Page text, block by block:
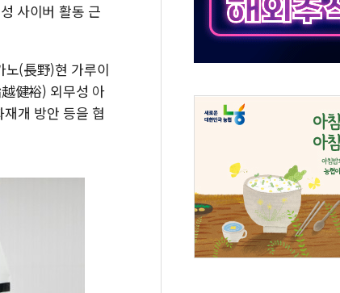
특보 11일째…온열질환·가축 피해 최소화 '총력 대응'
] 비트코인, ETF 자금 유입에도 박스권…美 암호화폐 법안 처리 여
사이버 활동 근
노(長野)현 가루이
健裕) 외무성 아
개 방안 등을 협